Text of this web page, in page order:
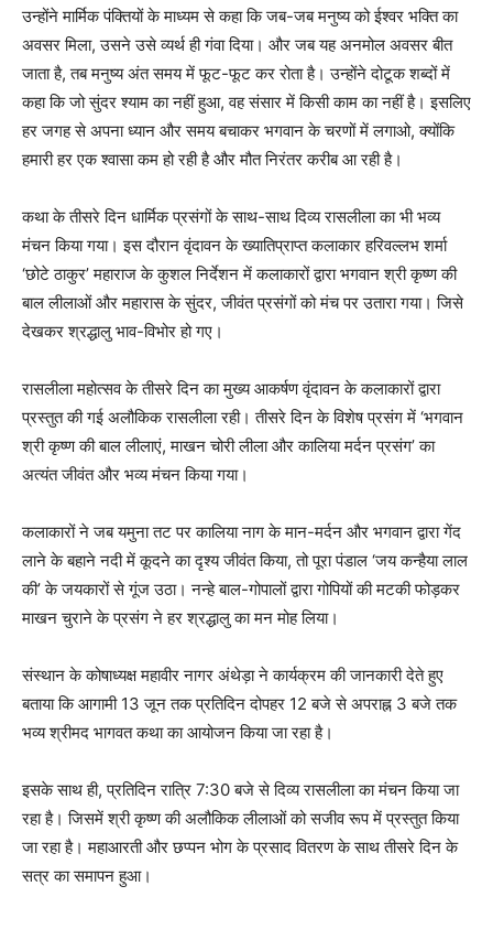
उन्होंने मार्मिक पंक्तियों के माध्यम से कहा कि जब-जब मनुष्य को ईश्वर भक्ति का
अवसर मिला, उसने उसे व्यर्थ ही गंवा दिया। और जब यह अनमोल अवसर बीत
जाता है, तब मनुष्य अंत समय में फूट-फूट कर रोता है। उन्होंने दोटूक शब्दों में
कहा कि जो सुंदर श्याम का नहीं हुआ, वह संसार में किसी काम का नहीं है। इसलिए
हर जगह से अपना ध्यान और समय बचाकर भगवान के चरणों में लगाओ, क्योंकि
हमारी हर एक श्वासा कम हो रही है और मौत निरंतर करीब आ रही है।
कथा के तीसरे दिन धार्मिक प्रसंगों के साथ-साथ दिव्य रासलीला का भी भव्य
मंचन किया गया। इस दौरान वृंदावन के ख्यातिप्राप्त कलाकार हरिवल्लभ शर्मा
‘छोटे ठाकुर’ महाराज के कुशल निर्देशन में कलाकारों द्वारा भगवान श्री कृष्ण की
बाल लीलाओं और महारास के सुंदर, जीवंत प्रसंगों को मंच पर उतारा गया। जिसे
देखकर श्रद्धालु भाव-विभोर हो गए।
रासलीला महोत्सव के तीसरे दिन का मुख्य आकर्षण वृंदावन के कलाकारों द्वारा
प्रस्तुत की गई अलौकिक रासलीला रही। तीसरे दिन के विशेष प्रसंग में ‘भगवान
श्री कृष्ण की बाल लीलाएं, माखन चोरी लीला और कालिया मर्दन प्रसंग’ का
अत्यंत जीवंत और भव्य मंचन किया गया।
कलाकारों ने जब यमुना तट पर कालिया नाग के मान-मर्दन और भगवान द्वारा गेंद
लाने के बहाने नदी में कूदने का दृश्य जीवंत किया, तो पूरा पंडाल ‘जय कन्हैया लाल
की’ के जयकारों से गूंज उठा। नन्हे बाल-गोपालों द्वारा गोपियों की मटकी फोड़कर
माखन चुराने के प्रसंग ने हर श्रद्धालु का मन मोह लिया।
संस्थान के कोषाध्यक्ष महावीर नागर अंथेड़ा ने कार्यक्रम की जानकारी देते हुए
बताया कि आगामी 13 जून तक प्रतिदिन दोपहर 12 बजे से अपराह्न 3 बजे तक
भव्य श्रीमद भागवत कथा का आयोजन किया जा रहा है।
इसके साथ ही, प्रतिदिन रात्रि 7:30 बजे से दिव्य रासलीला का मंचन किया जा
रहा है। जिसमें श्री कृष्ण की अलौकिक लीलाओं को सजीव रूप में प्रस्तुत किया
जा रहा है। महाआरती और छप्पन भोग के प्रसाद वितरण के साथ तीसरे दिन के
सत्र का समापन हुआ।